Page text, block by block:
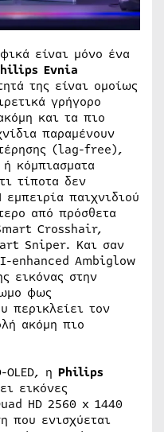
είναι μόνο ένα
Evnia
της είναι ομοίως
γρήγορο
και τα πιο
παραμένουν
(lag-free),
κόμπιασματα
τίποτα δεν
παιχνιδιού
από πρόσθετα
Crosshair,
Sniper. Και σαν
enhanced Ambiglow
εικόνας στην
φως
περικλείει τον
ακόμη πιο
η Philips
εικόνες
HD 2560 x 1440
που ενισχύεται